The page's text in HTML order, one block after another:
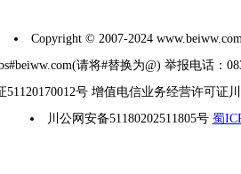
Copyright © 2007-2024
请将#替换为@) 举报电话：
号 增值电信业务经营许可证
川公网安备51180202511805号 蜀